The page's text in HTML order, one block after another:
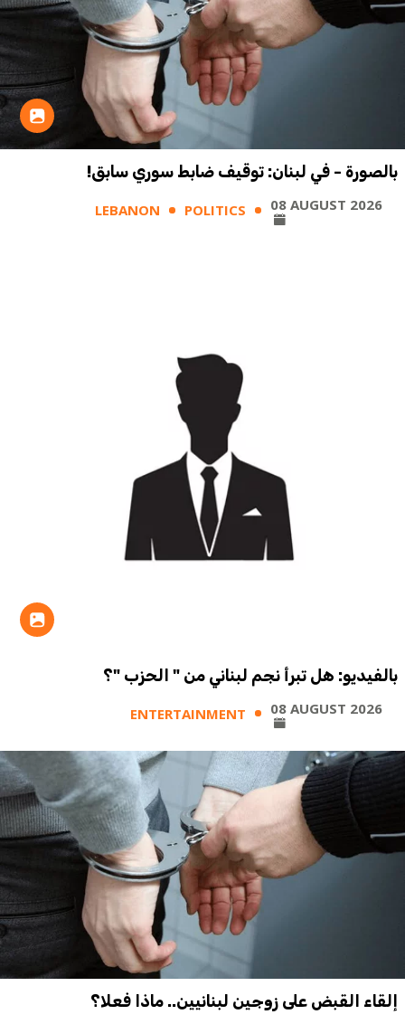
بالصورة - في لبنان: توقيف ضابط سوري سابق!
LEBANON POLITICS 08 AUGUST 2026
بالفيديو: هل تبرأ نجم لبناني من " الحزب "؟
ENTERTAINMENT 08 AUGUST 2026
إلقاء القبض على زوجين لبنانيين.. ماذا فعلا؟